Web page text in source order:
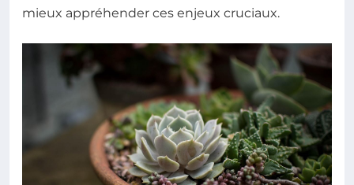
mieux appréhender ces enjeux cruciaux.